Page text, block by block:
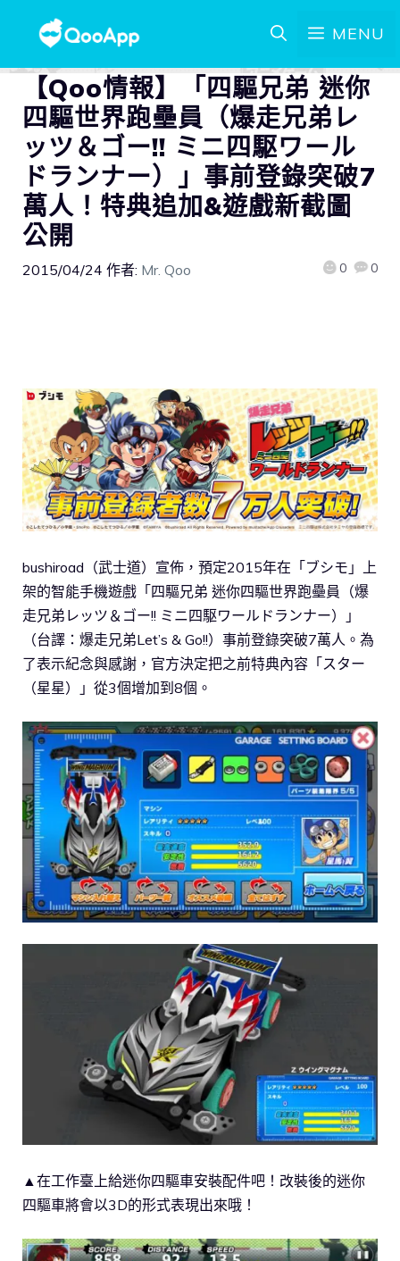
MENU
【Qoo情報】「四驅兄弟 迷你
四驅世界跑壘員（爆走兄弟レ
ッツ＆ゴー!! ミニ四駆ワール
ドランナー）」事前登錄突破7
萬人！特典追加&遊戲新截圖
公開
2015/04/24 作者: Mr. Qoo 0 0
bushiroad（武士道）宣佈，預定2015年在「ブシモ」上
架的智能手機遊戲「四驅兄弟 迷你四驅世界跑壘員（爆
走兄弟レッツ＆ゴー!! ミニ四駆ワールドランナー）」
（台譯：爆走兄弟Let’s & Go!!）事前登錄突破7萬人。為
了表示紀念與感謝，官方決定把之前特典內容「スター
（星星）」從3個增加到8個。
▲在工作臺上給迷你四驅車安裝配件吧！改裝後的迷你
四驅車將會以3D的形式表現出來哦！